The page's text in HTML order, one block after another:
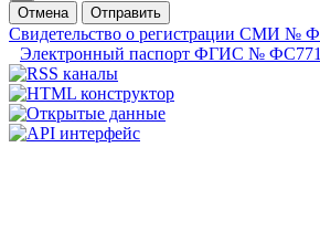
Отмена
Отправить
Свидетельство о регистрации СМИ №
Электронный паспорт ФГИС №